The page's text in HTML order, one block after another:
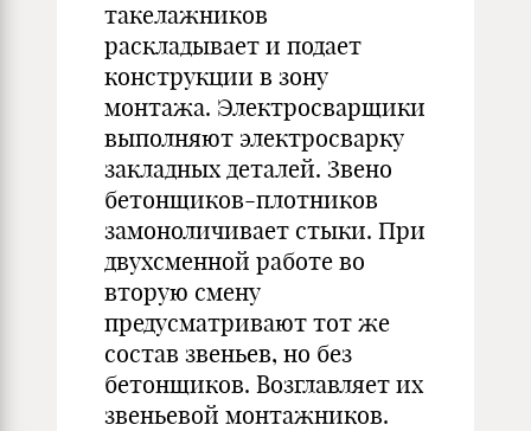
такелажников
раскладывает и подает
конструкции в зону
монтажа. Электросварщики
выполняют электросварку
закладных деталей. Звено
бетонщиков-плотников
замоноличивает стыки. При
двухсменной работе во
вторую смену
предусматривают тот же
состав звеньев, но без
бетонщиков. Возглавляет их
звеньевой монтажников.